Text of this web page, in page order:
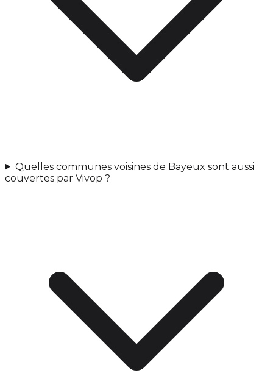
Quelles communes voisines de Bayeux sont aussi
couvertes par Vivop ?